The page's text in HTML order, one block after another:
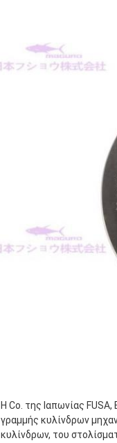
Η Co. της Ιαπωνίας
γραμμής κυλίνδρων
κυλίνδρων, του